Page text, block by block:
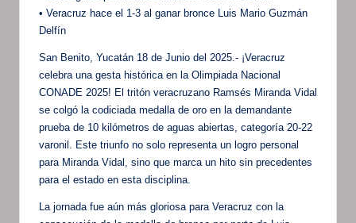
• Veracruz hace el 1-3 al ganar bronce Luis Mario Guzmán
Delfín
San Benito, Yucatán 18 de Junio del 2025.- ¡Veracruz
celebra una gesta histórica en la Olimpiada Nacional
CONADE 2025! El tritón veracruzano Ramsés Miranda Vidal
se colgó la codiciada medalla de oro en la demandante
prueba de 10 kilómetros de aguas abiertas, categoría 20-22
varonil. Este triunfo no solo representa un logro personal
para Miranda Vidal, sino que marca un hito sin precedentes
para el estado en esta disciplina.
La jornada fue aún más gloriosa para Veracruz con la